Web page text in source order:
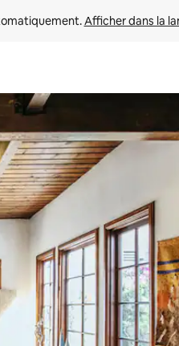
Afficher dans la
vers le bas, ou en appuyant